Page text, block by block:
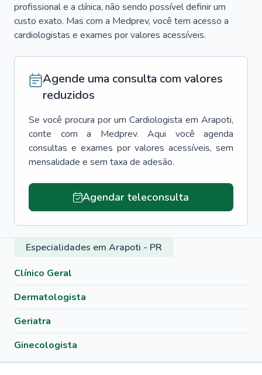
profissional e a clínica, não sendo possível definir um
custo exato. Mas com a Medprev, você tem acesso a
cardiologistas e exames por valores acessíveis.
Agende uma consulta com valores
reduzidos
Se você procura por um Cardiologista em Arapoti,
conte com a Medprev. Aqui você agenda
consultas e exames por valores acessíveis, sem
mensalidade e sem taxa de adesão.
Agendar teleconsulta
Especialidades em Arapoti - PR
Clínico Geral
Dermatologista
Geriatra
Ginecologista